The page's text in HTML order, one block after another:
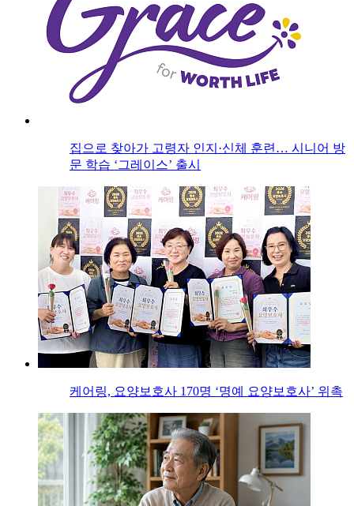
집으로 찾아가 고령자 인지·신체 훈련… 시니어 방
문 학습 ‘그레이스’ 출시
케어링, 요양보호사 170명 ‘명예 요양보호사’ 위촉